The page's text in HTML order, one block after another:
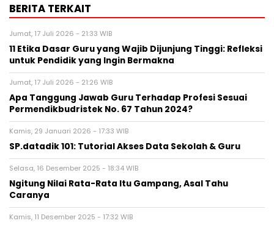
BERITA TERKAIT
Jumat, 17 Juli 2026 - 21:33 WIB
11 Etika Dasar Guru yang Wajib Dijunjung Tinggi: Refleksi
untuk Pendidik yang Ingin Bermakna
Jumat, 17 Juli 2026 - 21:26 WIB
Apa Tanggung Jawab Guru Terhadap Profesi Sesuai
Permendikbudristek No. 67 Tahun 2024?
Kamis, 29 Januari 2026 - 17:33 WIB
SP.datadik 101: Tutorial Akses Data Sekolah & Guru
Selasa, 16 Desember 2025 - 18:34 WIB
Ngitung Nilai Rata-Rata Itu Gampang, Asal Tahu
Caranya
Kamis, 11 Desember 2025 - 17:32 WIB